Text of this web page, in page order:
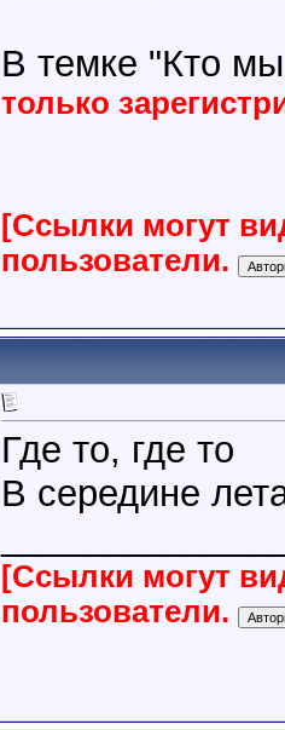
В темке "Кто
только
[Ссылки могут
пользователи.
Где то, где то
В середине
[Ссылки могут
пользователи.